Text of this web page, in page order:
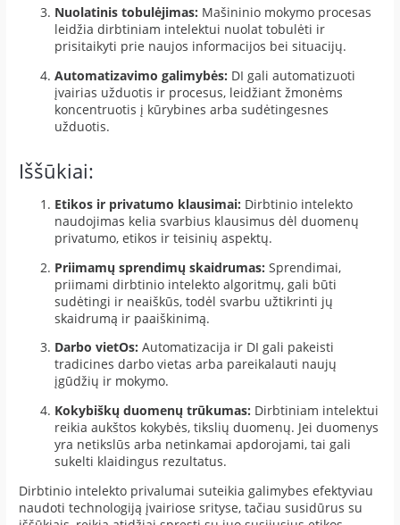
Nuolatinis tobulėjimas: Mašininio mokymo procesas
leidžia dirbtiniam intelektui nuolat tobulėti ir
prisitaikyti prie naujos informacijos bei situacijų.
Automatizavimo galimybės: DI gali automatizuoti
įvairias užduotis ir procesus, leidžiant žmonėms
koncentruotis į kūrybines arba sudėtingesnes
užduotis.
Iššūkiai:
Etikos ir privatumo klausimai: Dirbtinio intelekto
naudojimas kelia svarbius klausimus dėl duomenų
privatumo, etikos ir teisinių aspektų.
Priimamų sprendimų skaidrumas: Sprendimai,
priimami dirbtinio intelekto algoritmų, gali būti
sudėtingi ir neaiškūs, todėl svarbu užtikrinti jų
skaidrumą ir paaiškinimą.
Darbo vietOs: Automatizacija ir DI gali pakeisti
tradicines darbo vietas arba pareikalauti naujų
įgūdžių ir mokymo.
Kokybiškų duomenų trūkumas: Dirbtiniam intelektui
reikia aukštos kokybės, tikslių duomenų. Jei duomenys
yra netikslūs arba netinkamai apdorojami, tai gali
sukelti klaidingus rezultatus.
Dirbtinio intelekto privalumai suteikia galimybes efektyviau
naudoti technologiją įvairiose srityse, tačiau susidūrus su